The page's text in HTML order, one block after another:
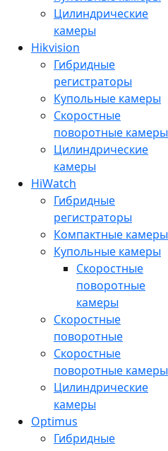
Цилиндрические
камеры
Hikvision
Гибридные
регистраторы
Купольные камеры
Скоростные
поворотные камеры
Цилиндрические
камеры
HiWatch
Гибридные
регистраторы
Компактные камеры
Купольные камеры
Скоростные
поворотные
камеры
Скоростные
поворотные
Скоростные
поворотные камеры
Цилиндрические
камеры
Optimus
Гибридные